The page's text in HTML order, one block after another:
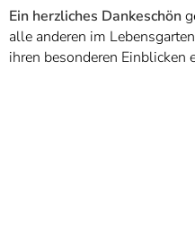
Ein herzliches Dankeschön
alle anderen im
ihren besonderen Einblicken